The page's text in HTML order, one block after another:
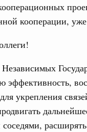
кооперации,
эффективность,
укрепления
расширять
союз.
актуальные задачи
администрирования,